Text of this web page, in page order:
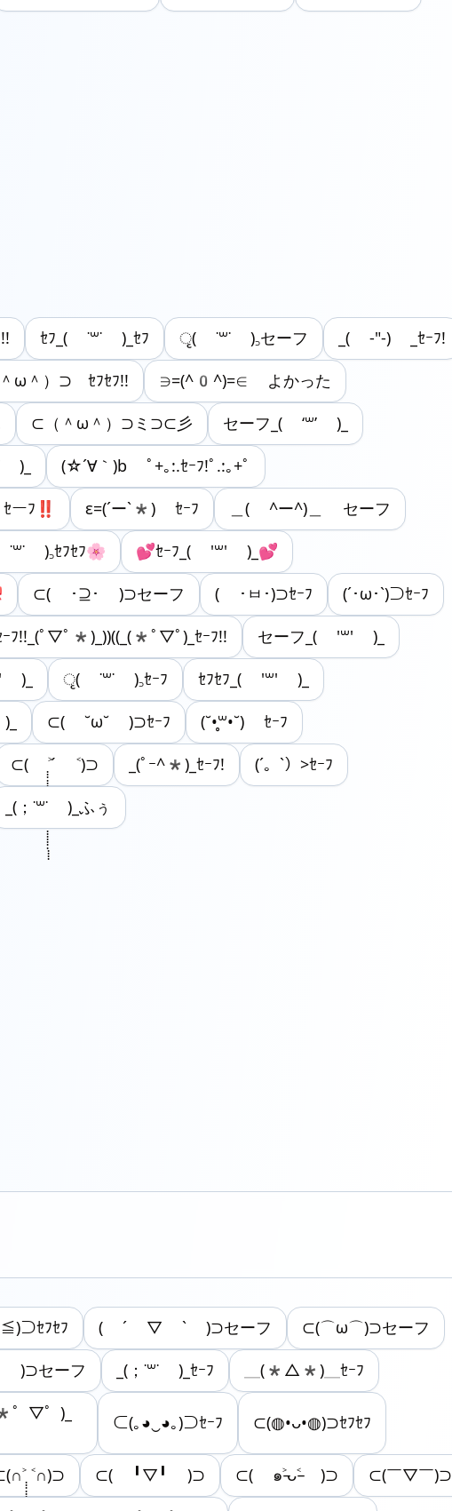
ｾﾌ_( ˙꒳˙ )_ｾﾌ ृ( ˙꒳˙ )꜆セーフ _( -"-) _ｾｰﾌ!
ω＾）⊃ ｾﾌｾﾌ!! ∋=(^0^)=∈ よかった
⊂（＾ω＾）⊃ミ⊃⊂彡 セーフ_( ‘꒳’ )_
)_ (☆´∀｀)b ﾟ+｡:.ｾｰﾌ!ﾟ.:｡+ﾟ
ーﾌ‼️ ε=(´ー`*) ｾｰﾌ ＿( ^ー^)＿ セーフ
)꜆ｾﾌｾﾌ🌸 💕ｾｰﾌ_( '꒳' )_💕
⊂( ･⊇･ )⊃セーフ ( ･ㅂ･)⊃ｾｰﾌ (´･ω･`)⊃ｾｰﾌ
ｰﾌ!!_(ﾟ▽ﾟ*)_))((_(*ﾟ▽ﾟ)_ｾｰﾌ!! セーフ_( '꒳' )_
)_ ृ( ˙꒳˙ )꜆ｾｰﾌ ｾﾌｾﾌ_( '꒳' )_
⊂( ˘ω˘ )⊃ｾｰﾌ (˘•̥꒳•˘) ｾｰﾌ
⊂( ˃̣̣̣̣̣̣̣̣̣̣̣̣̣̣̣̣̣̣̣̣̣̣̣̣̣̣̣̣̣̣̣̣ ́ ˂)⊃ _(ﾟｰ^*)_ｾｰﾌ! (´。`）>ｾｰﾌ
_(；˙꒳˙ )_ふぅ‬
ｾﾌｾﾌ ( ´ ▽ ` )⊃セーフ ⊂(⌒ω⌒)⊃セーフ
)⊃セーフ _(；˙꒳​˙ )_ｾｰﾌ‪ ＿(*△*)＿ｾｰﾌ
゜▽゜)_
⊂(｡◕‿◕｡)⊃ｾｰﾌ ⊂(◍•ᴗ•◍)⊃ｾﾌｾﾌ
̣̣̣̣̣̣̣̣̣̣̣̣̣̣̣̣̣˂∩)⊃ ⊂( ╹▽╹ )⊃ ⊂( ๑˃̵ᴗ˂̵ )⊃ ⊂(￣▽￣)⊃